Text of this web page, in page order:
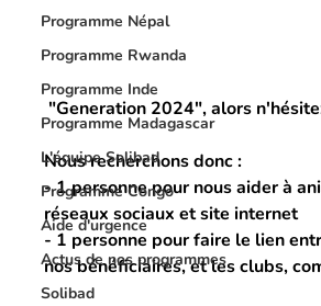
Programme Népal
Programme Rwanda
Programme Inde
Programme Madagascar
L'équipe Solibad
Programme Congo
Aide d'urgence
Actus de nos programmes
Solibad
"Generation 2024", alors
Nous recherchons donc :
- 1 personne pour nous aider à
réseaux sociaux et site internet
- 1 personne pour faire le lien
nos bénéficiaires, et les clubs,